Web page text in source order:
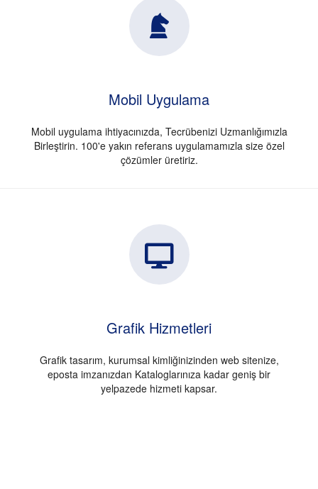
Mobil Uygulama
Mobil uygulama ihtiyacınızda, Tecrübenizi Uzmanlığımızla
Birleştirin. 100'e yakın referans uygulamamızla size özel
çözümler üretiriz.
Grafik Hizmetleri
Grafik tasarım, kurumsal kimliğinizinden web sitenize,
eposta imzanızdan Kataloglarınıza kadar geniş bir
yelpazede hizmeti kapsar.